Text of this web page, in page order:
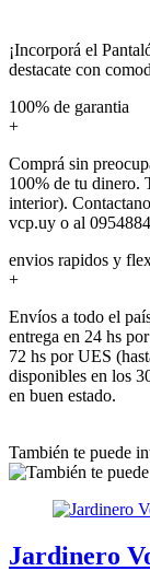
¡Incorporá el
destacate con
100% de garantia
+
Comprá sin
100% de tu dinero.
interior).
vcp.uy o al
envios rapidos y
+
Envíos a todo el
entrega en 24 hs
72 hs por UES
disponibles en los
en buen estado.
También te puede
Jardinero